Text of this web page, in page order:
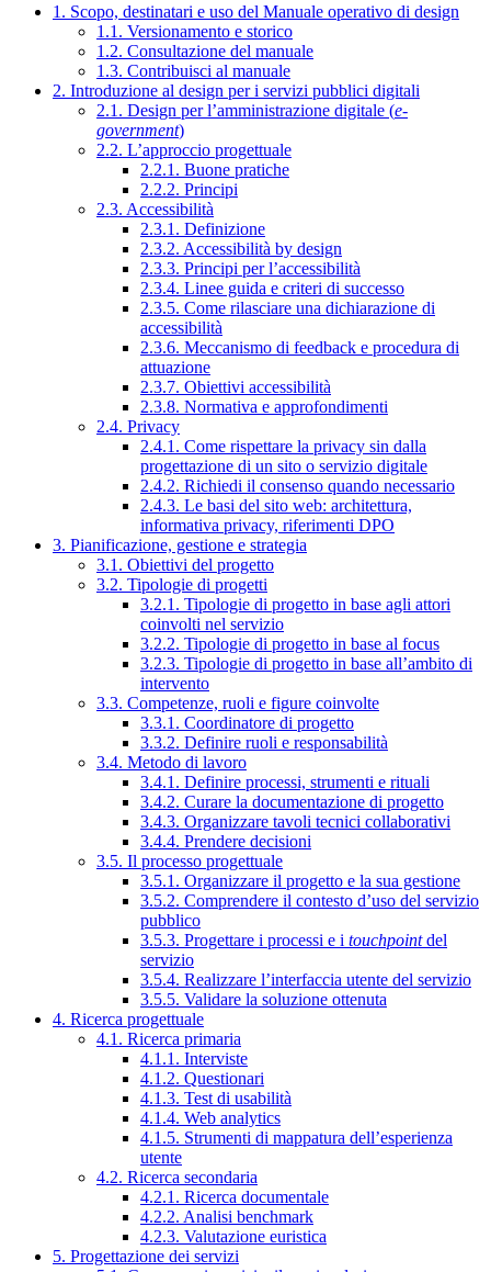
1. Scopo, destinatari e uso del Manuale operativo di design
1.1. Versionamento e storico
1.2. Consultazione del manuale
1.3. Contribuisci al manuale
2. Introduzione al design per i servizi pubblici digitali
2.1. Design per l’amministrazione digitale (e-
government)
2.2. L’approccio progettuale
2.2.1. Buone pratiche
2.2.2. Principi
2.3. Accessibilità
2.3.1. Definizione
2.3.2. Accessibilità by design
2.3.3. Principi per l’accessibilità
2.3.4. Linee guida e criteri di successo
2.3.5. Come rilasciare una dichiarazione di
accessibilità
2.3.6. Meccanismo di feedback e procedura di
attuazione
2.3.7. Obiettivi accessibilità
2.3.8. Normativa e approfondimenti
2.4. Privacy
2.4.1. Come rispettare la privacy sin dalla
progettazione di un sito o servizio digitale
2.4.2. Richiedi il consenso quando necessario
2.4.3. Le basi del sito web: architettura,
informativa privacy, riferimenti DPO
3. Pianificazione, gestione e strategia
3.1. Obiettivi del progetto
3.2. Tipologie di progetti
3.2.1. Tipologie di progetto in base agli attori
coinvolti nel servizio
3.2.2. Tipologie di progetto in base al focus
3.2.3. Tipologie di progetto in base all’ambito di
intervento
3.3. Competenze, ruoli e figure coinvolte
3.3.1. Coordinatore di progetto
3.3.2. Definire ruoli e responsabilità
3.4. Metodo di lavoro
3.4.1. Definire processi, strumenti e rituali
3.4.2. Curare la documentazione di progetto
3.4.3. Organizzare tavoli tecnici collaborativi
3.4.4. Prendere decisioni
3.5. Il processo progettuale
3.5.1. Organizzare il progetto e la sua gestione
3.5.2. Comprendere il contesto d’uso del servizio
pubblico
3.5.3. Progettare i processi e i touchpointdel
servizio
3.5.4. Realizzare l’interfaccia utente del servizio
3.5.5. Validare la soluzione ottenuta
4. Ricerca progettuale
4.1. Ricerca primaria
4.1.1. Interviste
4.1.2. Questionari
4.1.3. Test di usabilità
4.1.4. Web analytics
4.1.5. Strumenti di mappatura dell’esperienza
utente
4.2. Ricerca secondaria
4.2.1. Ricerca documentale
4.2.2. Analisi benchmark
4.2.3. Valutazione euristica
5. Progettazione dei servizi